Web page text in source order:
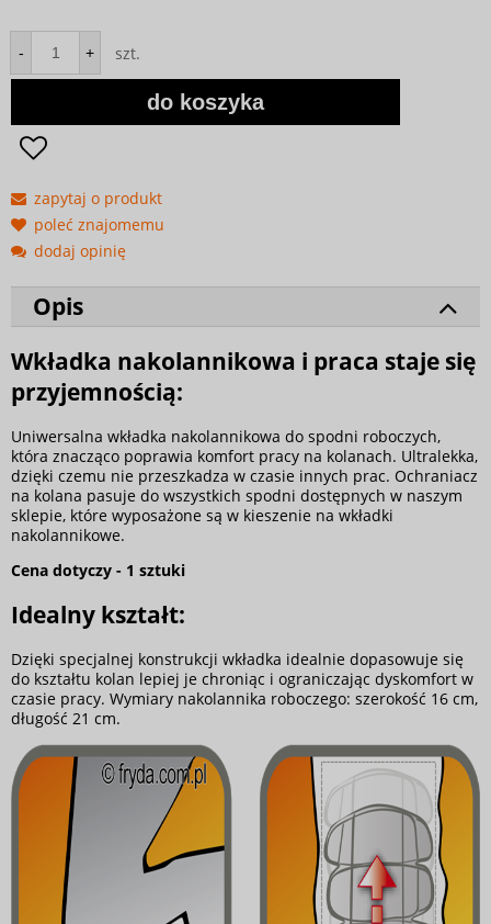
- + szt.
do koszyka
zapytaj o produkt
poleć znajomemu
dodaj opinię
Opis
Wkładka nakolannikowa i praca staje się
przyjemnością:
Uniwersalna wkładka nakolannikowa do spodni roboczych,
która znacząco poprawia komfort pracy na kolanach. Ultralekka,
dzięki czemu nie przeszkadza w czasie innych prac. Ochraniacz
na kolana pasuje do wszystkich spodni dostępnych w naszym
sklepie, które wyposażone są w kieszenie na wkładki
nakolannikowe.
Cena dotyczy - 1 sztuki
Idealny kształt:
Dzięki specjalnej konstrukcji wkładka idealnie dopasowuje się
do kształtu kolan lepiej je chroniąc i ograniczając dyskomfort w
czasie pracy. Wymiary nakolannika roboczego: szerokość 16 cm,
długość 21 cm.